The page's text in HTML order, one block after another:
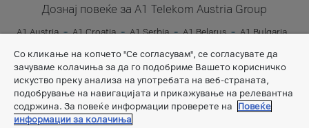
Дознај повеќе за A1 Telekom Austria Group
A1 Austria A1 Croatia A1 Serbia A1 Belarus
A1 Bulgaria
A1 Slovenia
A1 Digital
Со кликање на копчето "Се согласувам", се согласувате да
зачуваме колачиња за да го подобриме Вашето корисничко
искуство преку анализа на употребата на веб-страната,
подобрување на навигацијата и прикажување на релевантна
содржина. За повеќе информации проверете на
Повеќе
информации за колачиња